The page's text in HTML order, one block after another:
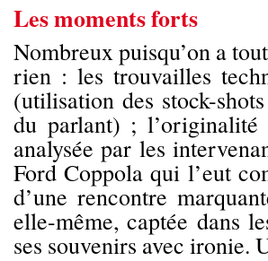
Les moments forts
Nombreux puisqu’on a
rien : les trouvailles
(utilisation des stock-
du parlant) ; l’originalité
analysée par les
Ford Coppola qui l’eut
d’une rencontre
elle-même, captée dans
ses souvenirs avec ironie.